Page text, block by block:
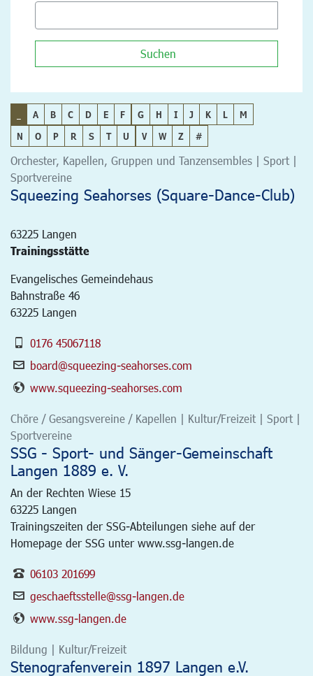
Suchen
A B C D E F G H I J K L
M
N
O P R S T U V W Z #
Orchester, Kapellen, Gruppen und Tanzensembles | Sport |
Sportvereine
Squeezing Seahorses (Square-Dance-Club)
63225 Langen
Trainingsstätte
Evangelisches Gemeindehaus
Bahnstraße 46
63225 Langen
0176 45067118
board@squeezing-seahorses.com
www.squeezing-seahorses.com
Chöre / Gesangsvereine / Kapellen | Kultur/Freizeit | Sport |
Sportvereine
SSG - Sport- und Sänger-Gemeinschaft
Langen 1889 e. V.
An der Rechten Wiese 15
63225 Langen
Trainingszeiten der SSG-Abteilungen siehe auf der
Homepage der SSG unter www.ssg-langen.de
06103 201699
geschaeftsstelle@ssg-langen.de
www.ssg-langen.de
Bildung | Kultur/Freizeit
Stenografenverein 1897 Langen e.V.